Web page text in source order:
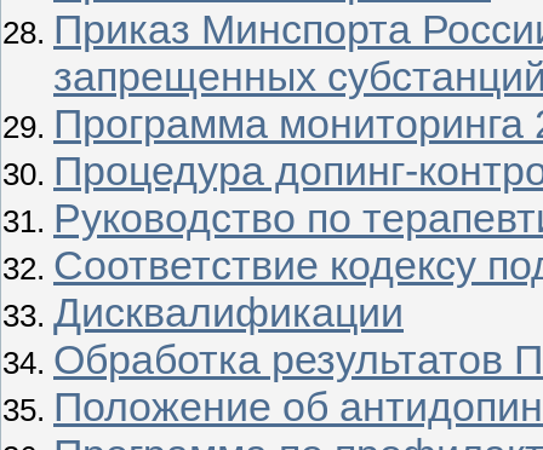
Приказ Минспорта
запрещенных
Программа мониторинга
Процедура допинг-
Руководство по
Соответствие кодексу
Дисквалификации
Обработка результатов
Положение об